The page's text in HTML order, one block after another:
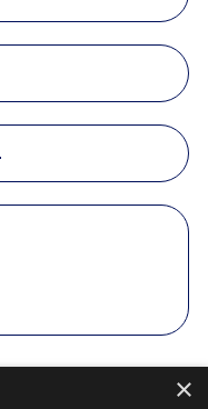
×